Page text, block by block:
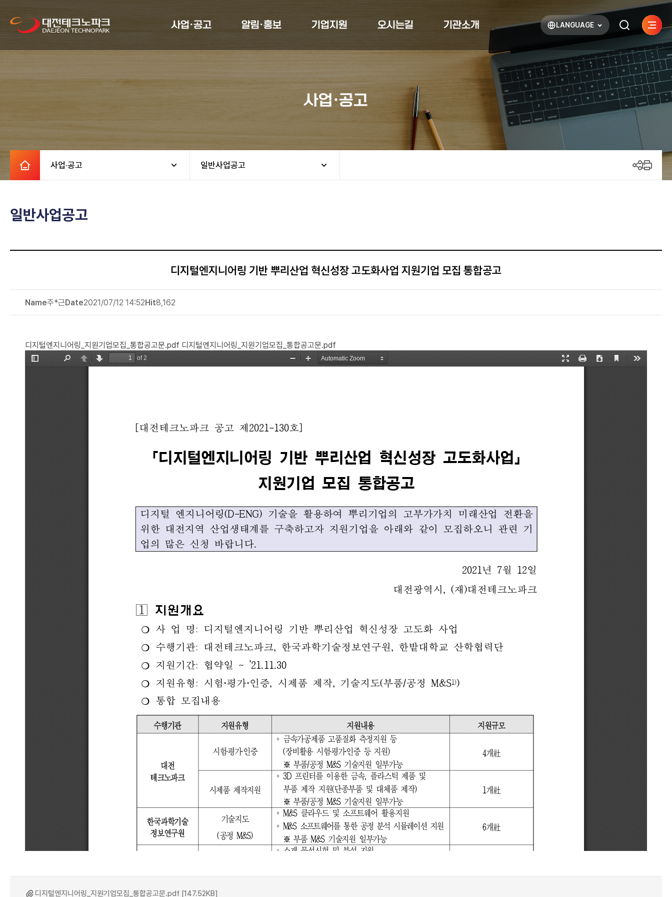
사업·공고 알림·홍보 기업지원 오시는길 기관소개 LANGUAGE
열기 검색하기
사이트
열기
사업·공고
사업·공고 일반사업공고
일반사업공고
디지털엔지니어링 기반 뿌리산업 혁신성장 고도화사업 지원기업 모집 통합공고
Name주*근Date2021/07/12 14:52Hit8,162
디지털엔지니어링_지원기업모집_통합공고문.pdf 디지털엔지니어링_지원기업모집_통합공고문.pdf
디지털엔지니어링_지원기업모집_통합공고문.pdf [147.52KB]